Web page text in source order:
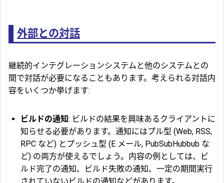
外部との対話
継続的インテグレーションシステムと他のシステムとの
間で対話が必要になることもあります。考えられる対話内
容をいくつか挙げます:
ビルドの通知: ビルドの結果を興味あるクライアントに
知らせる必要があります。通知にはプル型 (Web, RSS,
RPC など) とプッシュ型 (E メール, PubSubHubbub な
ど) の両方が使えるでしょう。内容の例としては、ビ
ルド完了の通知、ビルド失敗の通知、一定の期間実行